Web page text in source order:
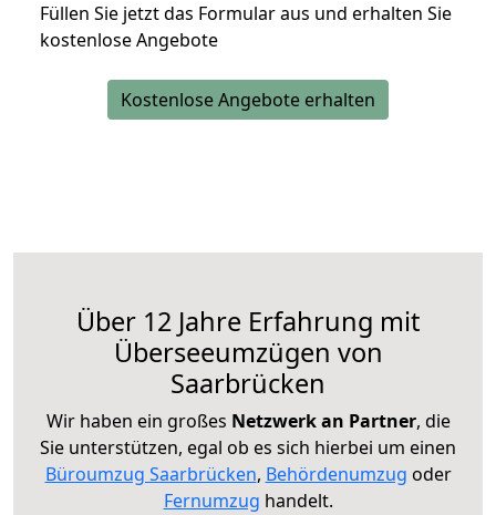
Füllen Sie jetzt das Formular aus und erhalten Sie
kostenlose Angebote
Kostenlose Angebote erhalten
Über 12 Jahre Erfahrung mit
Überseeumzügen von
Saarbrücken
Wir haben ein großes Netzwerk an Partner, die
Sie unterstützen, egal ob es sich hierbei um einen
Büroumzug Saarbrücken, Behördenumzug oder
Fernumzug handelt.